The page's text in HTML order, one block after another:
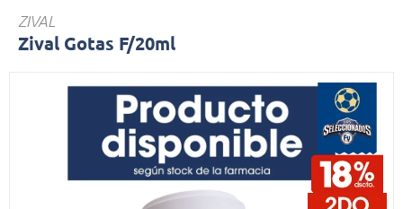
ZIVAL
Zival Gotas F/20ml